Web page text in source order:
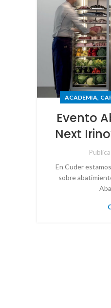
ACADEMIA,
Evento
Next
En Cuder
sobre